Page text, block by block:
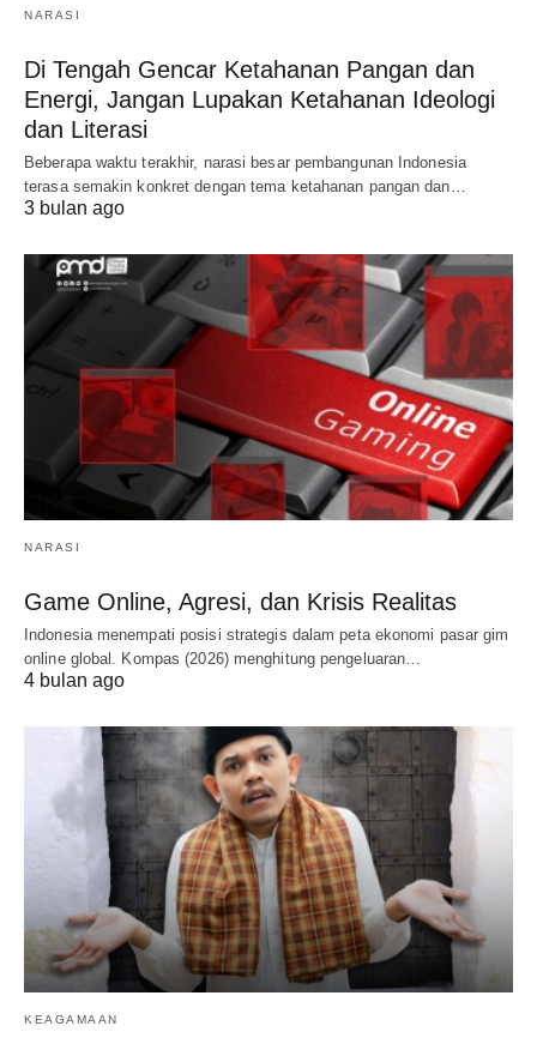
NARASI
Di Tengah Gencar Ketahanan Pangan dan
Energi, Jangan Lupakan Ketahanan Ideologi
dan Literasi
Beberapa waktu terakhir, narasi besar pembangunan Indonesia
terasa semakin konkret dengan tema ketahanan pangan dan…
3 bulan ago
NARASI
Game Online, Agresi, dan Krisis Realitas
Indonesia menempati posisi strategis dalam peta ekonomi pasar gim
online global. Kompas (2026) menghitung pengeluaran…
4 bulan ago
KEAGAMAAN